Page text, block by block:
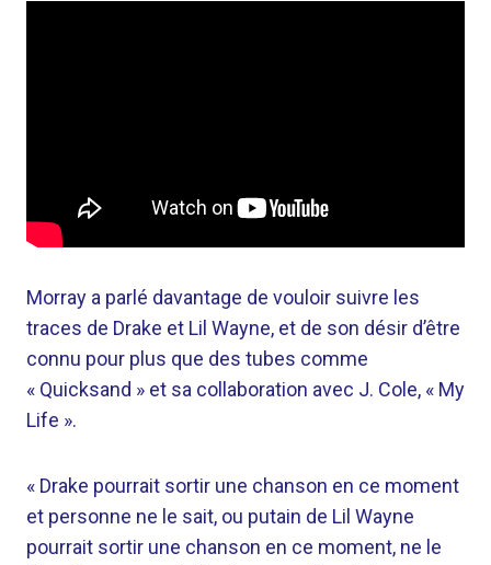
Morray a parlé davantage de vouloir suivre les
traces de Drake et Lil Wayne, et de son désir d’être
connu pour plus que des tubes comme
« Quicksand » et sa collaboration avec J. Cole, « My
Life ».
« Drake pourrait sortir une chanson en ce moment
et personne ne le sait, ou putain de Lil Wayne
pourrait sortir une chanson en ce moment, ne le